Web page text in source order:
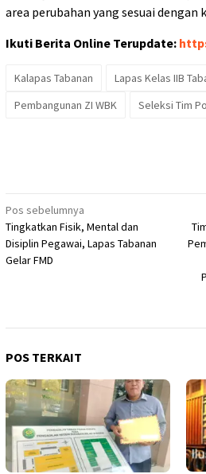
area perubahan yang sesuai dengan
Ikuti Berita Online Terupdate:
Kalapas Tabanan
Lapas Kelas IIB
Pembangunan ZI WBK
Seleksi Tim
Navigasi
pos
Pos sebelumnya
Tingkatkan Fisik, Mental dan
Disiplin Pegawai, Lapas Tabanan
Gelar FMD
POS TERKAIT